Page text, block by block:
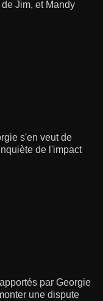
Jim, et Mandy
s'en veut de
de l'impact
par Georgie
une dispute